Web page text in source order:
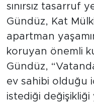
sınırsız tasarruf
Gündüz, Kat
apartman
koruyan önemli
Gündüz,
ev sahibi olduğu
istediği